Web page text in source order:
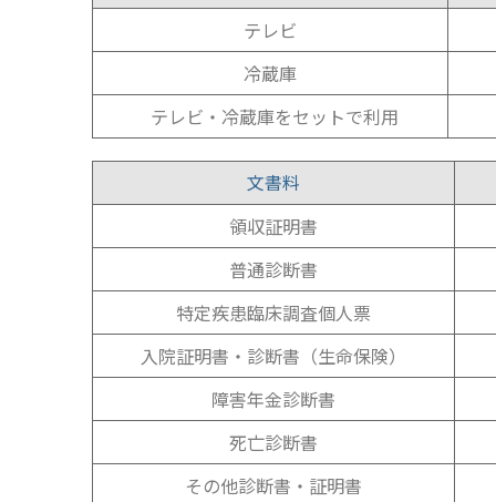
テレビ
冷蔵庫
テレビ・冷蔵庫をセットで利用
文書料
領収証明書
普通診断書
特定疾患臨床調査個人票
入院証明書・診断書（生命保険）
障害年金診断書
死亡診断書
その他診断書・証明書